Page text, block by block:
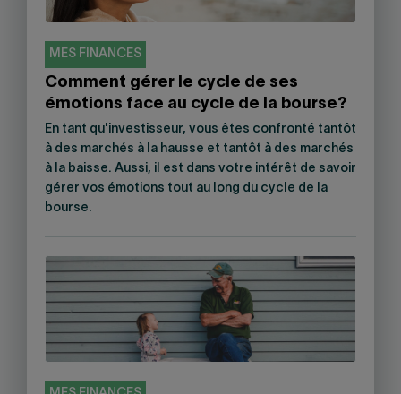
MES FINANCES
Comment gérer le cycle de ses
émotions face au cycle de la bourse?
En tant qu'investisseur, vous êtes confronté tantôt
à des marchés à la hausse et tantôt à des marchés
à la baisse. Aussi, il est dans votre intérêt de savoir
gérer vos émotions tout au long du cycle de la
bourse.